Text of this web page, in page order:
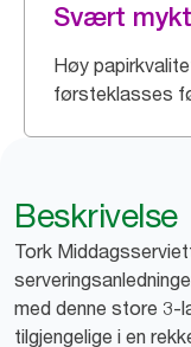
Svært mykt
Høy
førsteklasses
Beskrivelse
Tork
med denne store 3-
tilgjengelige i en